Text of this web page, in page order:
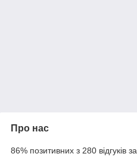
Про нас
86% позитивних з 280 відгуків за